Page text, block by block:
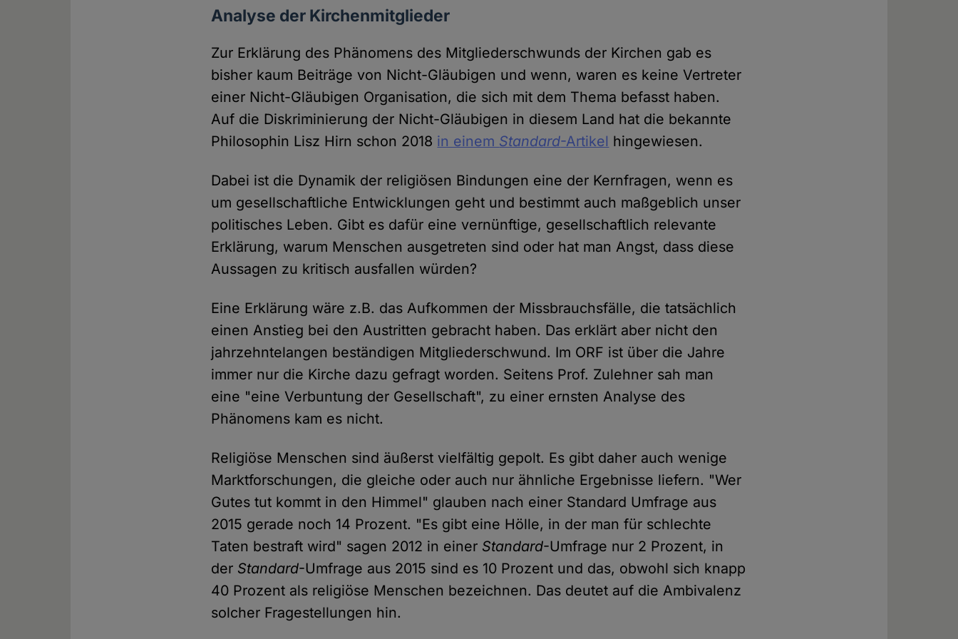
Analyse der Kirchenmitglieder
Zur Erklärung des Phänomens des Mitgliederschwunds der Kirchen gab es
bisher kaum Beiträge von Nicht-Gläubigen und wenn, waren es keine Vertreter
einer Nicht-Gläubigen Organisation, die sich mit dem Thema befasst haben.
Auf die Diskriminierung der Nicht-Gläubigen in diesem Land hat die bekannte
Philosophin Lisz Hirn schon 2018 in einem Standard-Artikel hingewiesen.
Dabei ist die Dynamik der religiösen Bindungen eine der Kernfragen, wenn es
um gesellschaftliche Entwicklungen geht und bestimmt auch maßgeblich unser
politisches Leben. Gibt es dafür eine vernünftige, gesellschaftlich relevante
Erklärung, warum Menschen ausgetreten sind oder hat man Angst, dass diese
Aussagen zu kritisch ausfallen würden?
Eine Erklärung wäre z.B. das Aufkommen der Missbrauchsfälle, die tatsächlich
einen Anstieg bei den Austritten gebracht haben. Das erklärt aber nicht den
jahrzehntelangen beständigen Mitgliederschwund. Im ORF ist über die Jahre
immer nur die Kirche dazu gefragt worden. Seitens Prof. Zulehner sah man
eine "eine Verbuntung der Gesellschaft", zu einer ernsten Analyse des
Phänomens kam es nicht.
Religiöse Menschen sind äußerst vielfältig gepolt. Es gibt daher auch wenige
Marktforschungen, die gleiche oder auch nur ähnliche Ergebnisse liefern. "Wer
Gutes tut kommt in den Himmel" glauben nach einer Standard Umfrage aus
2015 gerade noch 14 Prozent. "Es gibt eine Hölle, in der man für schlechte
Taten bestraft wird" sagen 2012 in einer Standard-Umfrage nur 2 Prozent, in
der Standard-Umfrage aus 2015 sind es 10 Prozent und das, obwohl sich knapp
40 Prozent als religiöse Menschen bezeichnen. Das deutet auf die Ambivalenz
solcher Fragestellungen hin.